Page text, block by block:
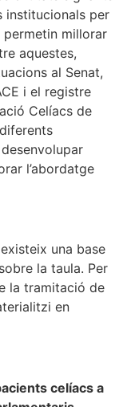
institucionals per
permetin millorar
aquestes,
al Senat,
i el registre
Celíacs de
l’abordatge
una base
la taula. Per
la tramitació de
en
celíacs a